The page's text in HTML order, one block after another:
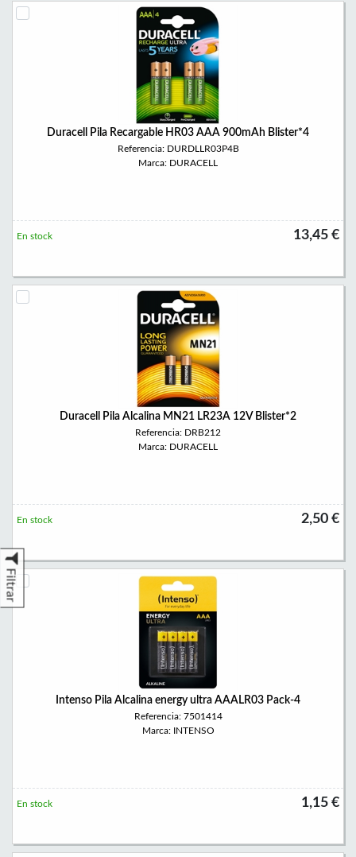
Filtrar
Duracell Pila Recargable HR03 AAA 900mAh Blister*4
Referencia: DURDLLR03P4B
Marca: DURACELL
13,45 €
En stock
Duracell Pila Alcalina MN21 LR23A 12V Blister*2
Referencia: DRB212
Marca: DURACELL
2,50 €
En stock
Intenso Pila Alcalina energy ultra AAALR03 Pack-4
Referencia: 7501414
Marca: INTENSO
1,15 €
En stock